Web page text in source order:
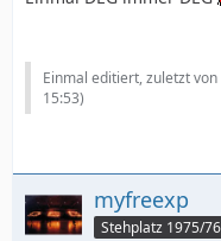
Einmal editiert, zuletzt von
15:53)
myfreexp